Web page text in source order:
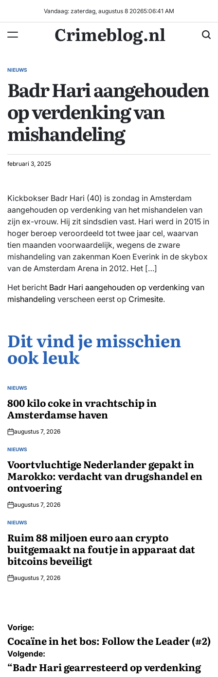
inhoud
Vandaag: zaterdag, augustus 8 20265:06:42 AM
Crimeblog.nl
GEPLAATST
NIEUWS
Badr Hari aangehouden
op verdenking van
mishandeling
februari 3, 2025
Kickbokser Badr Hari (40) is zondag in Amsterdam
aangehouden op verdenking van het mishandelen van
zijn ex-vrouw. Hij zit sindsdien vast. Hari werd in 2015 in
hoger beroep veroordeeld tot twee jaar cel, waarvan
tien maanden voorwaardelijk, wegens de zware
mishandeling van zakenman Koen Everink in de skybox
van de Amsterdam Arena in 2012. Het […]
Het bericht Badr Hari aangehouden op verdenking van
mishandeling verscheen eerst op Crimesite.
Dit vind je misschien
ook leuk
GEPLAATST
NIEUWS
800 kilo coke in vrachtschip in
Amsterdamse haven
augustus 7, 2026
GEPLAATST
NIEUWS
Voortvluchtige Nederlander gepakt in
Marokko: verdacht van drugshandel en
ontvoering
augustus 7, 2026
GEPLAATST
NIEUWS
Ruim 88 miljoen euro aan crypto
buitgemaakt na foutje in apparaat dat
bitcoins beveiligt
augustus 7, 2026
Bericht
navigatie
Vorige:
Cocaïne in het bos: Follow the Leader (#2)
Volgende:
“Badr Hari gearresteerd op verdenking